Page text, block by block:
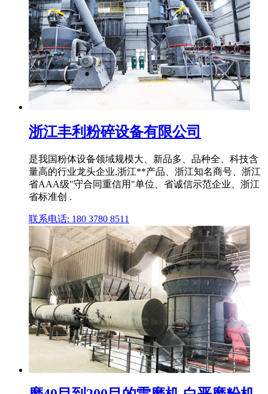
浙江丰利粉碎设备有限公司
是我国粉体设备领域规模大、新品多、品种全、科技含
量高的行业龙头企业,浙江**产品、浙江知名商号、浙江
省AAA级"守合同重信用"单位、省诚信示范企业、浙江
省标准创 .
联系电话: 180 3780 8511